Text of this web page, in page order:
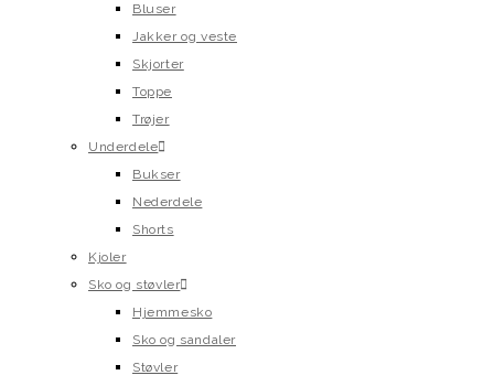
Bluser
Jakker og veste
Skjorter
Toppe
Trøjer
Underdele
Bukser
Nederdele
Shorts
Kjoler
Sko og støvler
Hjemmesko
Sko og sandaler
Støvler